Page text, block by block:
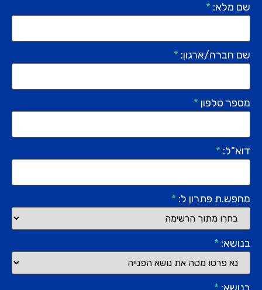
שם מלא: *
שם חברה/ארגון: *
מספר טלפון *
דוא"ל: *
מחפש.ת פתרון ל: *
בנושא: *